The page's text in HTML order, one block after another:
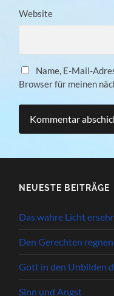
Website
Name, E-Mail-
Browser für meinen
NEUESTE BEITRÄGE
Das wahre Licht
Den Gerechten regnen
Gott in den Unbilden
Sinn und Angst